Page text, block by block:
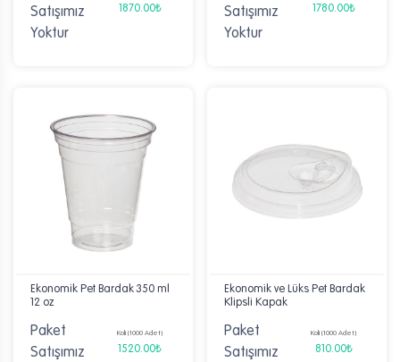
Satışımız
Yoktur
1870.00₺
Satışımız
Yoktur
1780.00₺
Ekonomik Pet Bardak 350 ml
12 oz
Paket
Satışımız
Koli (1000 Adet)
1520.00₺
Ekonomik ve Lüks Pet Bardak
Klipsli Kapak
Paket
Satışımız
Koli (1000 Adet)
810.00₺